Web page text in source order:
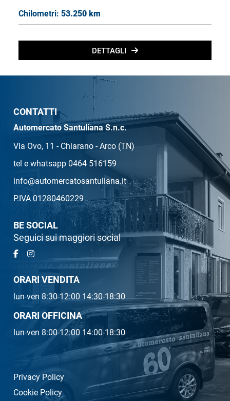
Chilometri: 53.250 km
DETTAGLI
CONTATTI
Automercato Santuliana S.n.c.
Via Ovo, 11 - Chiarano - Arco (TN)
tel e whatsapp 0464 516159
info@automercatosantuliana.it
P.IVA 01280460229
BE SOCIAL
Seguici sui maggiori social
ORARI VENDITA
lun-ven 8:30-12:00 14:30-18:30
ORARI OFFICINA
lun-ven 8:00-12:00 14:00-18:30
Privacy Policy
Cookie Policy